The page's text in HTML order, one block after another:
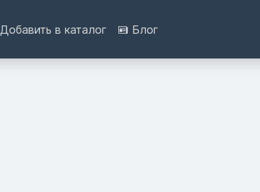
Добавить в каталог Блог